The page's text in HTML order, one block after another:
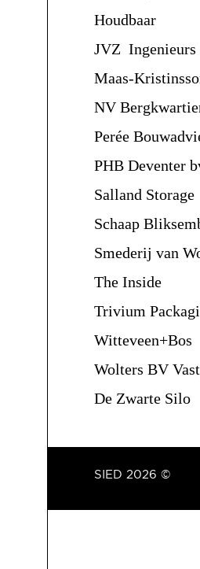
Houdbaar
JVZ Ingenieurs
Maas-
NV
Perée
PHB Deventer
Salland Storage
Schaap
Smederij van
The Inside
Trivium
Witteveen+Bos
Wolters BV
De Zwarte Silo
SIED 2026 ©